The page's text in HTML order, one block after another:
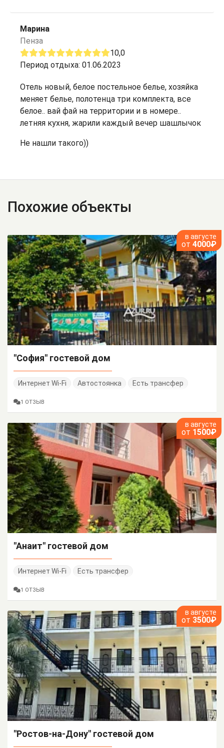
Марина
Пенза
10,0
Период отдыха: 01.06.2023
Отель новый, белое постельное белье, хозяйка
меняет белье, полотенца три комплекта, все
белое.. вай фай на территории и в номере..
летняя кухня, жарили каждый вечер шашлычок
Не нашли такого))
Похожие объекты
в августе
от 4000₽
"София" гостевой дом
Интернет Wi-Fi Автостоянка Есть трансфер
1 ОТЗЫВ
в августе
от 1500₽
"Анаит" гостевой дом
Интернет Wi-Fi Есть трансфер
1 ОТЗЫВ
в августе
от 3500₽
"Ростов-на-Дону" гостевой дом